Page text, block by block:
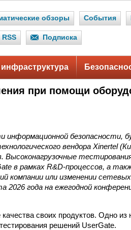
обзоры События
RSS Подписка
при помощи
информационной безопасности,
вендора Xinertel
Высоконагрузочные
в рамках R&D-процессов, а
компании или изменении сетевых
года на ежегодной
своих продуктов. Одно из
решений UserGate.